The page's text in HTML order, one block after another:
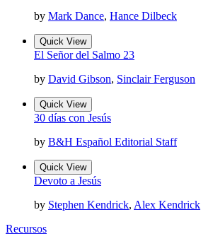
by Mark Dance, Hance Dilbeck
Quick View
El Señor del Salmo 23
by David Gibson, Sinclair Ferguson
Quick View
30 días con Jesús
by B&H Español Editorial Staff
Quick View
Devoto a Jesús
by Stephen Kendrick, Alex Kendrick
Recursos